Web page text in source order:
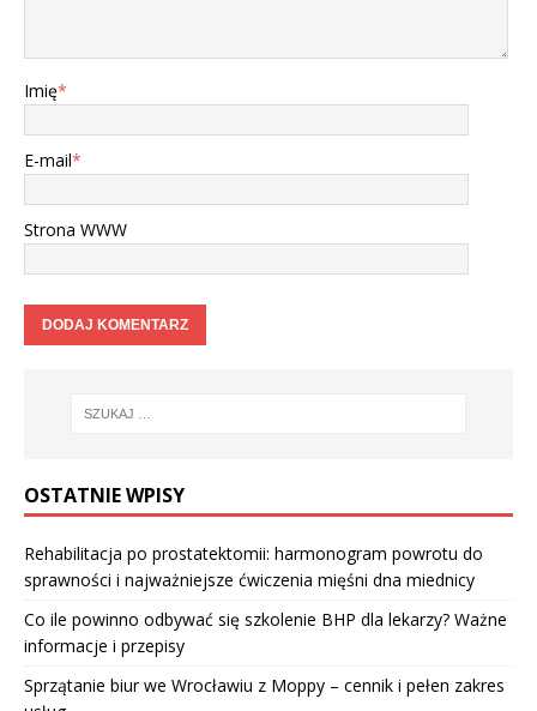
Imię*
E-mail*
Strona WWW
OSTATNIE WPISY
Rehabilitacja po prostatektomii: harmonogram powrotu do
sprawności i najważniejsze ćwiczenia mięśni dna miednicy
Co ile powinno odbywać się szkolenie BHP dla lekarzy? Ważne
informacje i przepisy
Sprzątanie biur we Wrocławiu z Moppy – cennik i pełen zakres